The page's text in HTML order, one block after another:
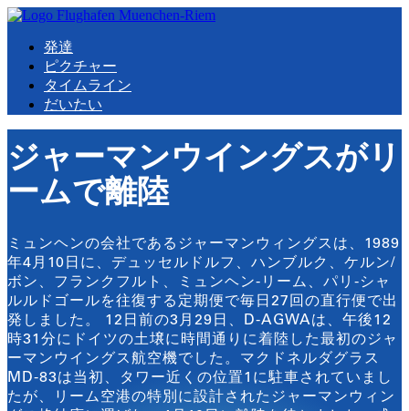
発達
ピクチャー
タイムライン
だいたい
ジャーマンウイングスがリ
ームで離陸
ミュンヘンの会社であるジャーマンウィングスは、1989
年4月10日に、デュッセルドルフ、ハンブルク、ケルン/
ボン、フランクフルト、ミュンヘン-リーム、パリ-シャ
ルルドゴールを往復する定期便で毎日27回の直行便で出
発しました。 12日前の3月29日、D-AGWAは、午後12
時31分にドイツの土壌に時間通りに着陸した最初のジャ
ーマンウイングス航空機でした。マクドネルダグラス
MD-83は当初、タワー近くの位置1に駐車されていまし
たが、リーム空港の特別に設計されたジャーマンウィン